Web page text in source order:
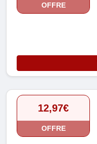
OFFRE
12,97€
OFFRE